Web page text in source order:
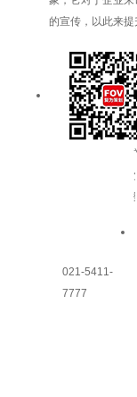
的宣传，以此来提
021-5411-
7777